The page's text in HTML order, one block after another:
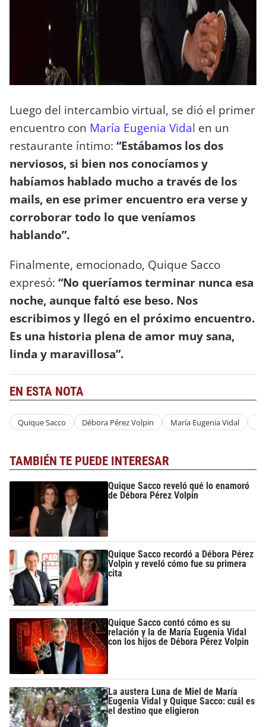
Luego del intercambio virtual, se dió el primer
encuentro con María Eugenia Vidal en un
restaurante íntimo: “Estábamos los dos
nerviosos, si bien nos conocíamos y
habíamos hablado mucho a través de los
mails, en ese primer encuentro era verse y
corroborar todo lo que veníamos
hablando”.
Finalmente, emocionado, Quique Sacco
expresó: “No queríamos terminar nunca esa
noche, aunque faltó ese beso. Nos
escribimos y llegó en el próximo encuentro.
Es una historia plena de amor muy sana,
linda y maravillosa”.
EN ESTA NOTA
Quique Sacco Débora Pérez Volpin María Eugenia Vidal
TAMBIÉN TE PUEDE INTERESAR
Quique Sacco reveló qué lo enamoró
de Débora Pérez Volpin
Quique Sacco recordó a Débora Pérez
Volpin y reveló cómo fue su primera
cita
Quique Sacco contó cómo es su
relación y la de María Eugenia Vidal
con los hijos de Débora Pérez Volpin
La austera Luna de Miel de María
Eugenia Vidal y Quique Sacco: cuál es
el destino que eligieron